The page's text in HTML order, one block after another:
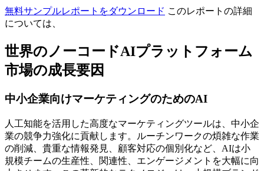
無料サンプルレポートをダウンロード このレポートの詳細
については、
世界のノーコードAIプラットフォーム
市場の成長要因
中小企業向けマーケティングのためのAI
人工知能を活用した高度なマーケティングツールは、中小企
業の競争力強化に貢献します。ルーチンワークの煩雑な作業
の削減、貴重な情報発見、顧客対応の個別化など、AIは小
規模チームの生産性、関連性、エンゲージメントを大幅に向